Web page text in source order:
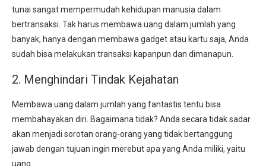
tunai sangat mempermudah kehidupan manusia dalam
bertransaksi. Tak harus membawa uang dalam jumlah yang
banyak, hanya dengan membawa gadget atau kartu saja, Anda
sudah bisa melakukan transaksi kapanpun dan dimanapun.
2. Menghindari Tindak Kejahatan
Membawa uang dalam jumlah yang fantastis tentu bisa
membahayakan diri. Bagaimana tidak? Anda secara tidak sadar
akan menjadi sorotan orang-orang yang tidak bertanggung
jawab dengan tujuan ingin merebut apa yang Anda miliki, yaitu
uang.